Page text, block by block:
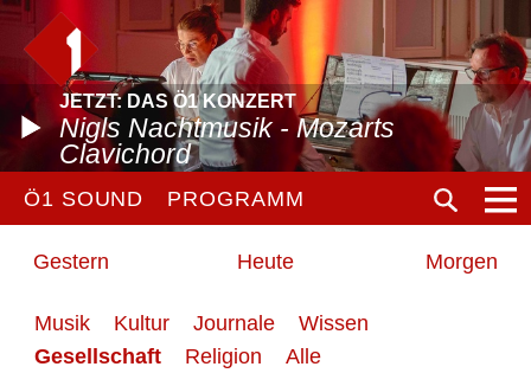
JETZT: DAS Ö1 KONZERT
Nigls Nachtmusik - Mozarts
Clavichord
Ö1 SOUND PROGRAMM
Gestern Heute Morgen
Musik Kultur Journale
Wissen
Gesellschaft
Religion Alle